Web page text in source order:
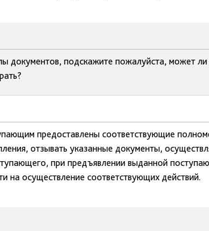
документов, подскажите пожалуйста, может
предоставлены соответствующие
отзывать указанные документы,
при предъявлении выданной
на осуществление соответствующих действий.